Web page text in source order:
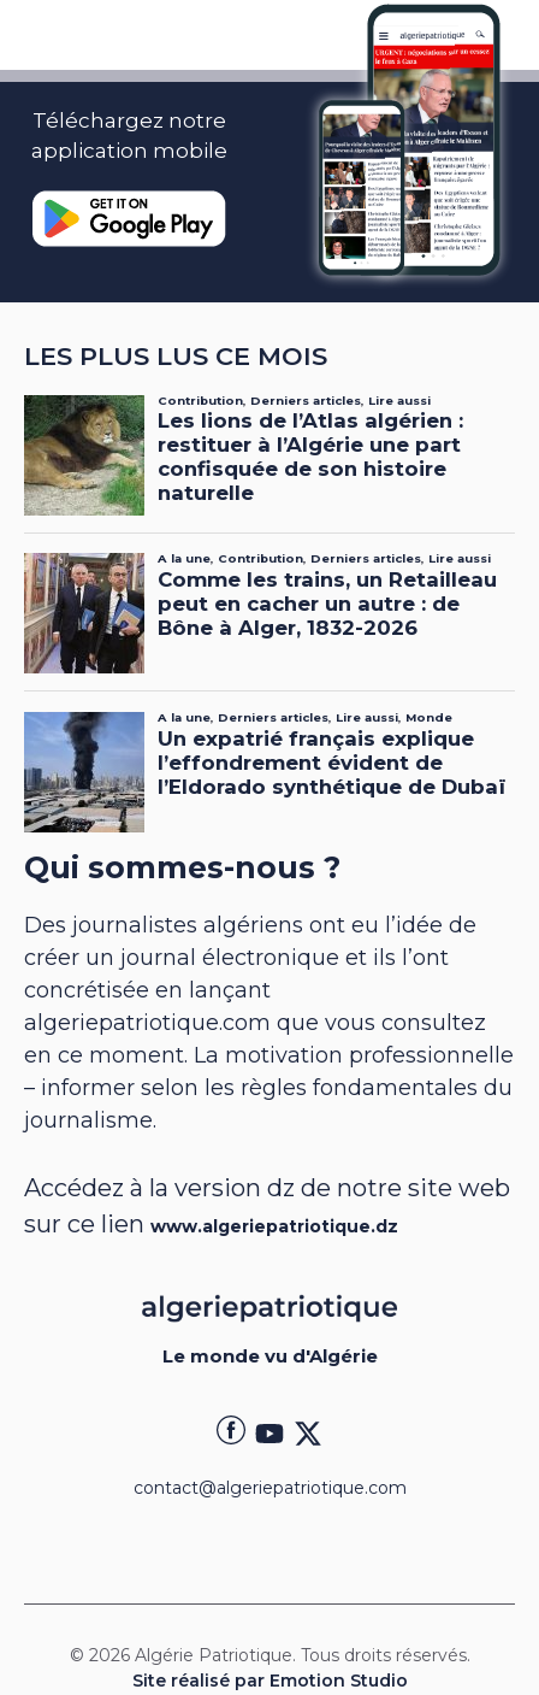
Téléchargez notre
application mobile
LES PLUS LUS CE MOIS
Qui sommes-nous ?
Des journalistes algériens ont eu l’idée de
créer un journal électronique et ils l’ont
concrétisée en lançant
algeriepatriotique.com que vous consultez
en ce moment. La motivation professionnelle
– informer selon les règles fondamentales du
journalisme.
Accédez à la version dz de notre site web
sur ce lien www.algeriepatriotique.dz
Le monde vu d'Algérie
contact@algeriepatriotique.com
© 2026 Algérie Patriotique. Tous droits réservés.
Site réalisé par Emotion Studio